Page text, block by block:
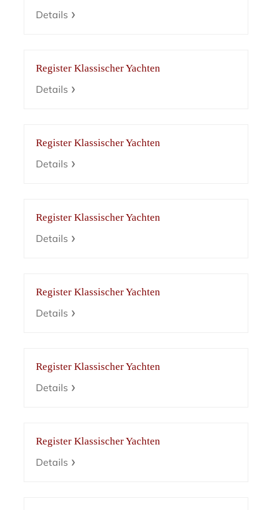
Details
Register Klassischer Yachten
Details
Register Klassischer Yachten
Details
Register Klassischer Yachten
Details
Register Klassischer Yachten
Details
Register Klassischer Yachten
Details
Register Klassischer Yachten
Details